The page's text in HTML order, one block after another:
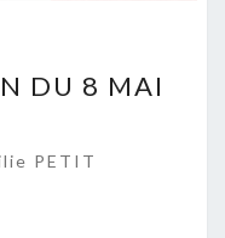
DU 8 MAI
PETIT